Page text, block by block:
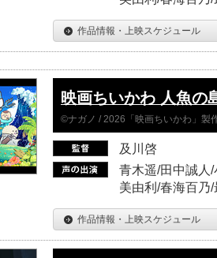
作品情報・上映スケジュール
映画ちいかわ 人魚の
©ナガノ / 2026「映画ちいかわ」製
及川啓
青木遥/田中誠人
美由利/春海百乃
作品情報・上映スケジュール